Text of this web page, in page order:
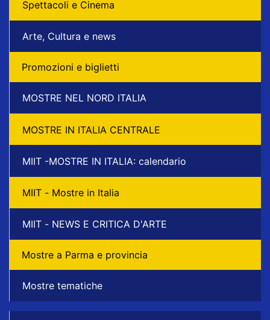
Spettacoli e Cinema
Arte, Cultura e news
Promozioni e biglietti
MOSTRE NEL NORD ITALIA
MOSTRE IN ITALIA CENTRALE
MIIT -MOSTRE IN ITALIA: calendario
MIIT - Mostre in Italia
MIIT - NEWS E CRITICA D'ARTE
Mostre a Parma e provincia
Mostre tematiche